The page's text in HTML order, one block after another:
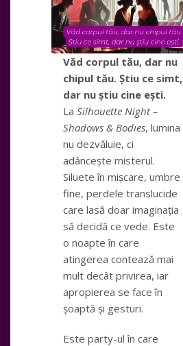
Văd corpul tău, dar nu
chipul tău. Știu ce simt,
dar nu știu cine ești.
La Silhouette Night –
Shadows & Bodies, lumina
nu dezvăluie, ci
adâncește misterul.
Siluete în mișcare, umbre
fine, perdele translucide
care lasă doar imaginația
să decidă ce vede. Este
o noapte în care
atingerea contează mai
mult decât privirea, iar
apropierea se face în
șoaptă și gesturi.
Este party-ul în care